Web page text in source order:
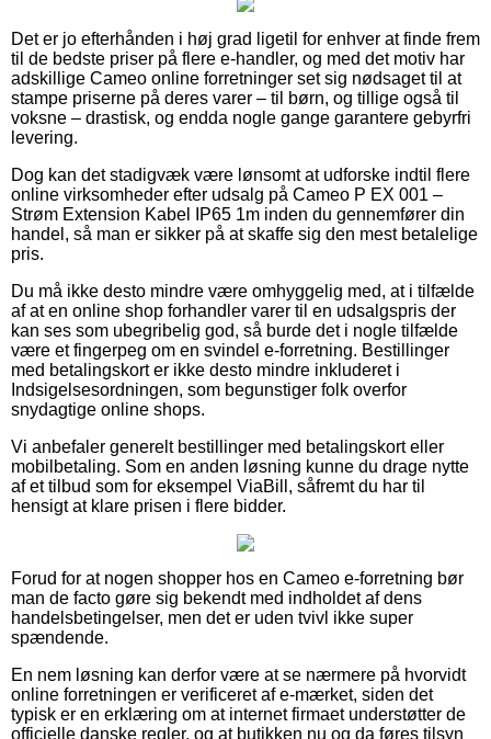
Det er jo efterhånden i høj grad ligetil for enhver at finde frem
til de bedste priser på flere e-handler, og med det motiv har
adskillige Cameo online forretninger set sig nødsaget til at
stampe priserne på deres varer – til børn, og tillige også til
voksne – drastisk, og endda nogle gange garantere gebyrfri
levering.
Dog kan det stadigvæk være lønsomt at udforske indtil flere
online virksomheder efter udsalg på Cameo P EX 001 –
Strøm Extension Kabel IP65 1m inden du gennemfører din
handel, så man er sikker på at skaffe sig den mest betalelige
pris.
Du må ikke desto mindre være omhyggelig med, at i tilfælde
af at en online shop forhandler varer til en udsalgspris der
kan ses som ubegribelig god, så burde det i nogle tilfælde
være et fingerpeg om en svindel e-forretning. Bestillinger
med betalingskort er ikke desto mindre inkluderet i
Indsigelsesordningen, som begunstiger folk overfor
snydagtige online shops.
Vi anbefaler generelt bestillinger med betalingskort eller
mobilbetaling. Som en anden løsning kunne du drage nytte
af et tilbud som for eksempel ViaBill, såfremt du har til
hensigt at klare prisen i flere bidder.
Forud for at nogen shopper hos en Cameo e-forretning bør
man de facto gøre sig bekendt med indholdet af dens
handelsbetingelser, men det er uden tvivl ikke super
spændende.
En nem løsning kan derfor være at se nærmere på hvorvidt
online forretningen er verificeret af e-mærket, siden det
typisk er en erklæring om at internet firmaet understøtter de
officielle danske regler, og at butikken nu og da føres tilsyn